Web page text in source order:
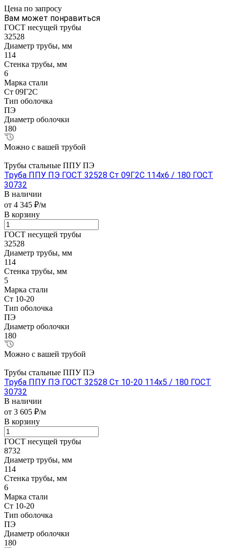
Цена по запросу
Вам может понравиться
ГОСТ несущей трубы
32528
Диаметр трубы, мм
114
Стенка трубы, мм
6
Марка стали
Ст 09Г2С
Тип оболочка
ПЭ
Диаметр оболочки
180
Можно с вашей трубой
Трубы стальные ППУ ПЭ
Труба ППУ ПЭ ГОСТ 32528 Ст 09Г2С 114x6 / 180 ГОСТ
30732
В наличии
от 4 345 ₽/м
В корзину
ГОСТ несущей трубы
32528
Диаметр трубы, мм
114
Стенка трубы, мм
5
Марка стали
Ст 10-20
Тип оболочка
ПЭ
Диаметр оболочки
180
Можно с вашей трубой
Трубы стальные ППУ ПЭ
Труба ППУ ПЭ ГОСТ 32528 Ст 10-20 114x5 / 180 ГОСТ
30732
В наличии
от 3 605 ₽/м
В корзину
ГОСТ несущей трубы
8732
Диаметр трубы, мм
114
Стенка трубы, мм
6
Марка стали
Ст 10-20
Тип оболочка
ПЭ
Диаметр оболочки
180